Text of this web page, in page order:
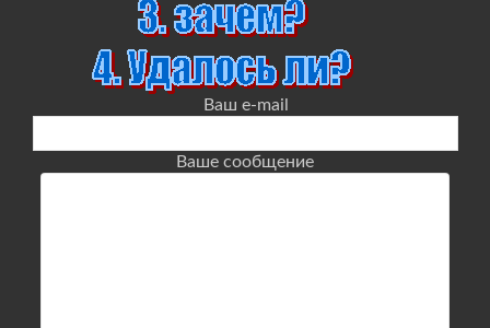
Ваш e-mail
Ваше сообщение